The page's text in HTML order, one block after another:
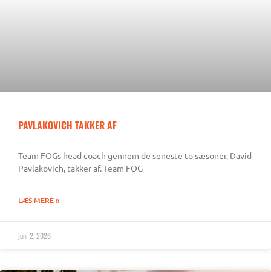
PAVLAKOVICH TAKKER AF
Team FOGs head coach gennem de seneste to sæsoner, David
Pavlakovich, takker af. Team FOG
LÆS MERE »
juni 2, 2026